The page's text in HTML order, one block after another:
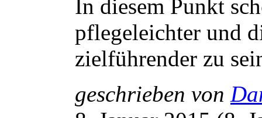
In diesem Punkt
pflegeleichter und
zielführender zu
geschrieben von